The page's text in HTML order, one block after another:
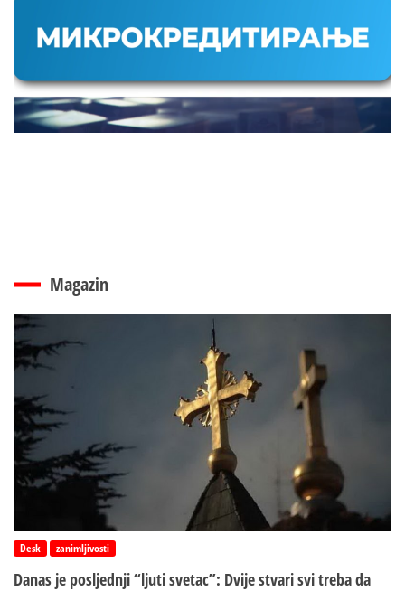
Magazin
Desk zanimljivosti
Danas je posljednji “ljuti svetac”: Dvije stvari svi treba da